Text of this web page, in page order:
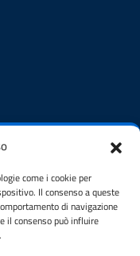
come i cookie per
Il consenso a queste
di navigazione
il consenso può influire